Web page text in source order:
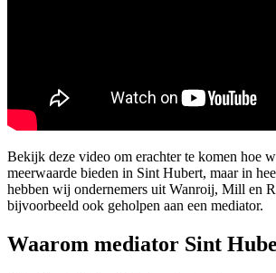
Bekijk deze video om erachter te komen hoe
meerwaarde bieden in Sint Hubert, maar in
hebben wij ondernemers uit Wanroij, Mill en
bijvoorbeeld ook geholpen aan een mediator.
Waarom mediator Sint